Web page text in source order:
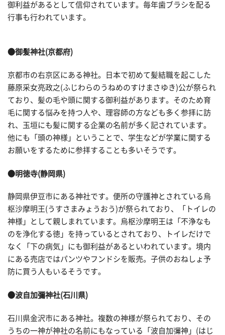
御利益があるとして信仰されています。毎年歯ブラシを配る
行事も行われています。
●御髪神社(京都府)
京都市の右京区にある神社。日本で初めて髪結職を起こした
藤原采女亮政之(ふじわらのうねめのすけまさゆき)公が祭られ
ており、髪の毛や頭に関する御利益があります。そのため育
毛に関する悩みを持つ人や、理容師の方なども多く参拝に訪
れ、玉垣にも髪に関する企業の名前が多く記されています。
他にも「頭の神様」ということで、学生などが学業に関する
お願いをするために参拝することも多いそうです。
●明徳寺(静岡県)
静岡県伊豆市にある神社です。便所の守護神とされている烏
枢沙摩明王(うすさまみょうおう)が祭られており、「トイレの
神様」として親しまれています。烏枢沙摩明王は「不浄なも
のを浄化する徳」を持っているとされており、トイレだけで
なく「下の病気」にも御利益があるといわれています。境内
にある売店ではパンツやフンドシを販売。子供のおねしょ予
防に買う人もいるそうです。
●波自加彌神社(石川県)
石川県金沢市にある神社。複数の神様が祭られており、その
うちの一神が神社の名前にもなっている「波自加彌神」(はじ